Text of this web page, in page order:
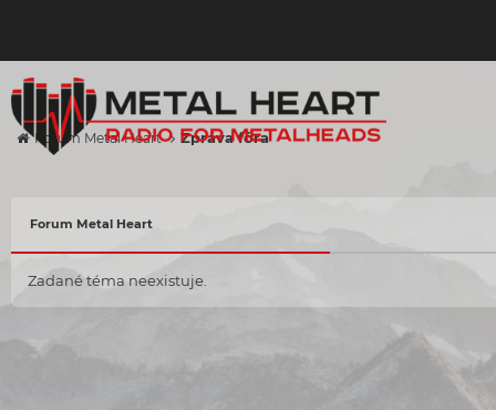
Forum Metal Heart Zpráva fóra
Forum Metal Heart
Zadané téma neexistuje.